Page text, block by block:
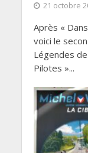
21 octobre
Après «
voici le
Légendes de
Pilotes »...